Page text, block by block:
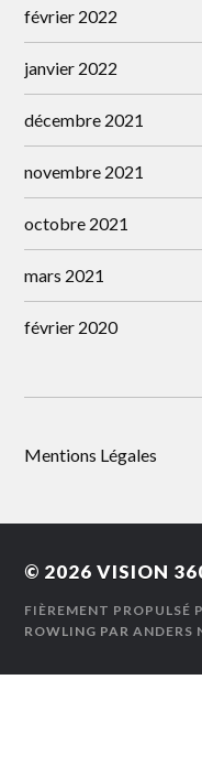
février 2022
janvier 2022
décembre 2021
novembre 2021
octobre 2021
mars 2021
février 2020
Mentions Légales
© 2026VISION
FIÈREMENT PROPULSÉ
ROWLING PARANDERS